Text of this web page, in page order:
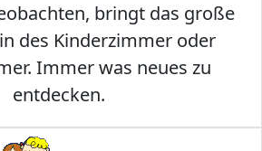
bringt das große
des Kinderzimmer oder
Immer was neues zu
entdecken.